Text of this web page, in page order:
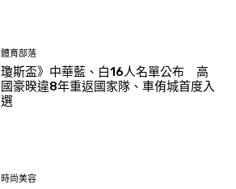
體育部落
瓊斯盃》中華藍、白16人名單公布 高
國豪暌違8年重返國家隊、車侑城首度入
選
時尚美容